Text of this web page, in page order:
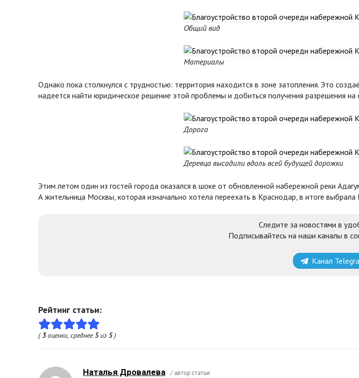
Общий вид
Материалы
Однако пока столкнулся с трудностью: территория находится в зоне затопления. Это
надеется найти юридическое решение этой проблемы и добиться получения разрешения на
Дорога
Деревца высадили вдоль всей будущей дорожки
Этим летом один из гостей города оказался в шоке от обновленной набережной реки
А жительница Москвы, которая изначально хотела переехать в Краснодар, в итоге
Следите за новостями в
Подписывайтесь на наши каналы в
Канал
Рейтинг статьи:
(3оценки, среднее5из 5)
Наталья Дровалева / автор статьи